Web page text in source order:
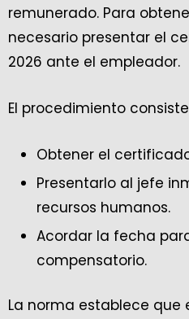
remunerado. Para
necesario presentar el
2026 ante el empleador.
El procedimiento
Obtener el
Presentarlo al jefe
recursos humanos.
Acordar la fecha
compensatorio.
La norma establece que